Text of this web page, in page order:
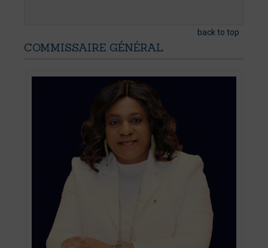
back to top
COMMISSAIRE GÉNÉRAL